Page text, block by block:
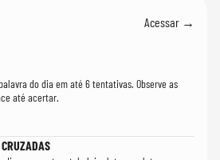
Acessar →
do dia em até 6 tentativas. Observe as
até acertar.